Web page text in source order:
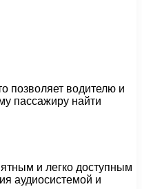
позволяет водителю и
пассажиру найти
и легко доступным
аудиосистемой и